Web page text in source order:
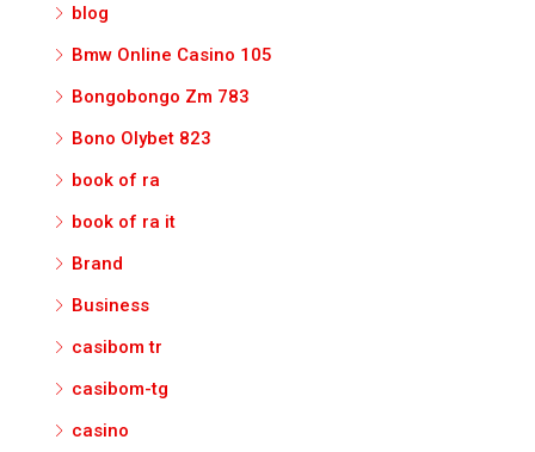
blog
Bmw Online Casino 105
Bongobongo Zm 783
Bono Olybet 823
book of ra
book of ra it
Brand
Business
casibom tr
casibom-tg
casino